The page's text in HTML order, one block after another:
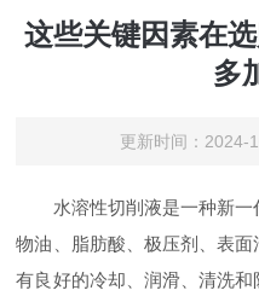
这些关键因素在
多
更新时间：
水溶性切削液是一种新一
物油、脂肪酸、极压剂、表
有良好的冷却、润滑、清洗